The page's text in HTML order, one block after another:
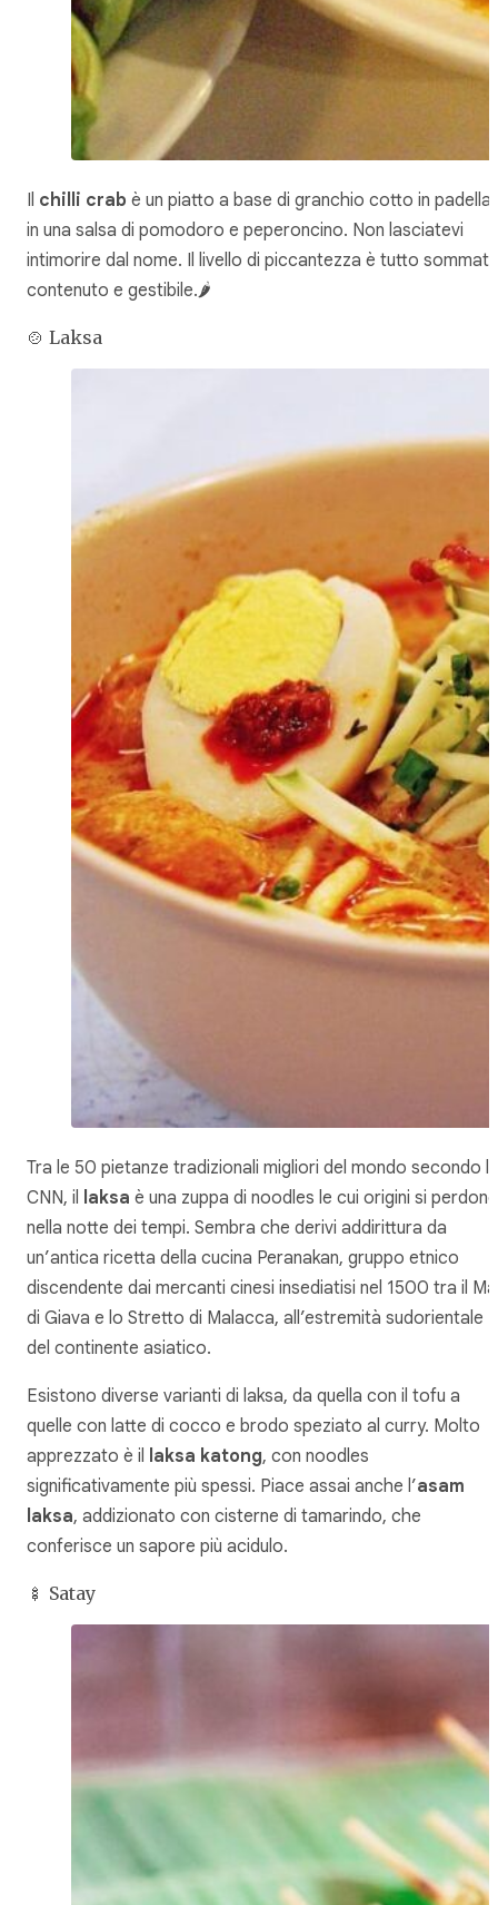
Il chilli crab è un piatto a base di granchio cotto in padella
in una salsa di pomodoro e peperoncino. Non lasciatevi
intimorire dal nome. Il livello di piccantezza è tutto
contenuto e gestibile.🌶️
🍲 Laksa
Tra le 50 pietanze tradizionali migliori del mondo secondo la
CNN, il laksa è una zuppa di noodles le cui origini si perdono
nella notte dei tempi. Sembra che derivi addirittura da
un’antica ricetta della cucina Peranakan, gruppo etnico
discendente dai mercanti cinesi insediatisi nel 1500 tra il
di Giava e lo Stretto di Malacca, all’estremità sudorientale
del continente asiatico.
Esistono diverse varianti di laksa, da quella con il tofu a
quelle con latte di cocco e brodo speziato al curry. Molto
apprezzato è il laksa katong, con noodles
significativamente più spessi. Piace assai anche l’asam
laksa, addizionato con cisterne di tamarindo, che
conferisce un sapore più acidulo.
🍢 Satay